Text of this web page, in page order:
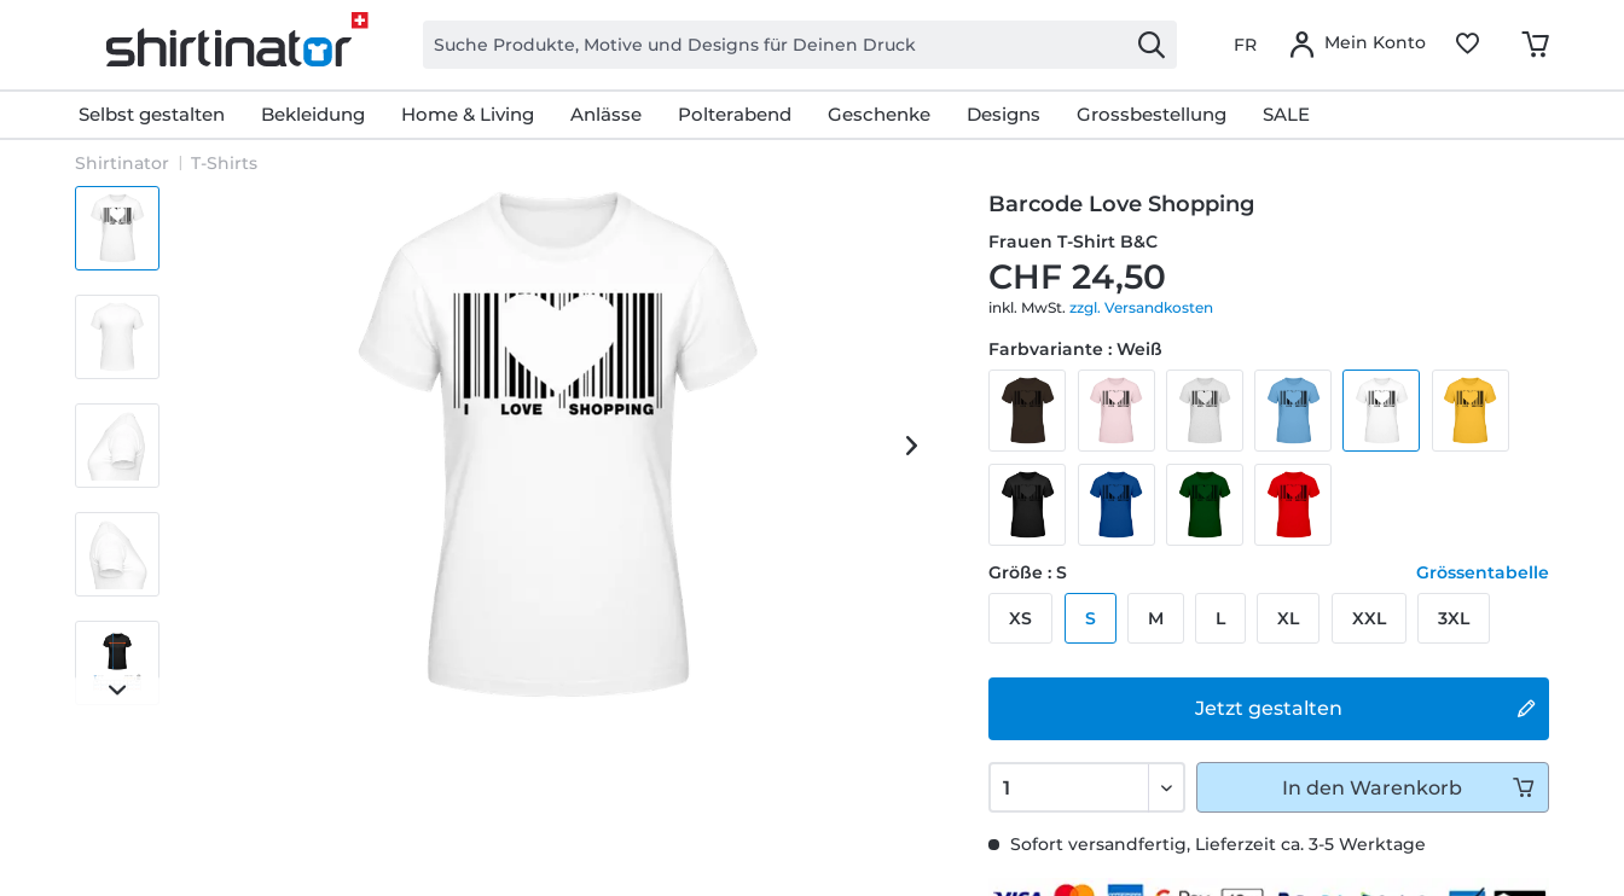
FR Mein Konto
Selbst gestalten Bekleidung Home & Living Anlässe Polterabend Geschenke Designs Grossbestellung SALE
Shirtinator T-Shirts
Barcode Love Shopping
Frauen T-Shirt B&C
CHF 24,50
inkl. MwSt.zzgl. Versandkosten
Sofort versandfertig, Lieferzeit ca. 3-5 Werktage
Jetzt gestalten
Farbvariante : Weiß
Größe : S Grössentabelle
XS S M L XL XXL 3XL
In den Warenkorb